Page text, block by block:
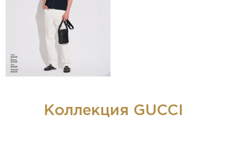
Коллекция GUCCI